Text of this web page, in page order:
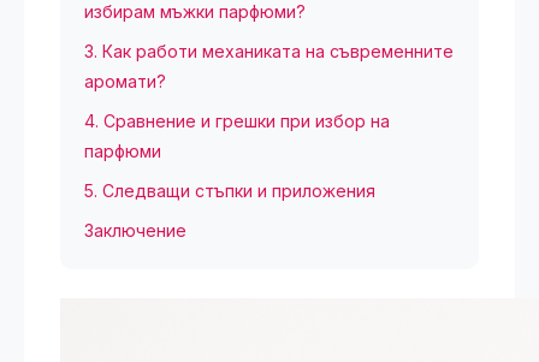
избирам мъжки парфюми?
3. Как работи механиката на съвременните
аромати?
4. Сравнение и грешки при избор на
парфюми
5. Следващи стъпки и приложения
Заключение